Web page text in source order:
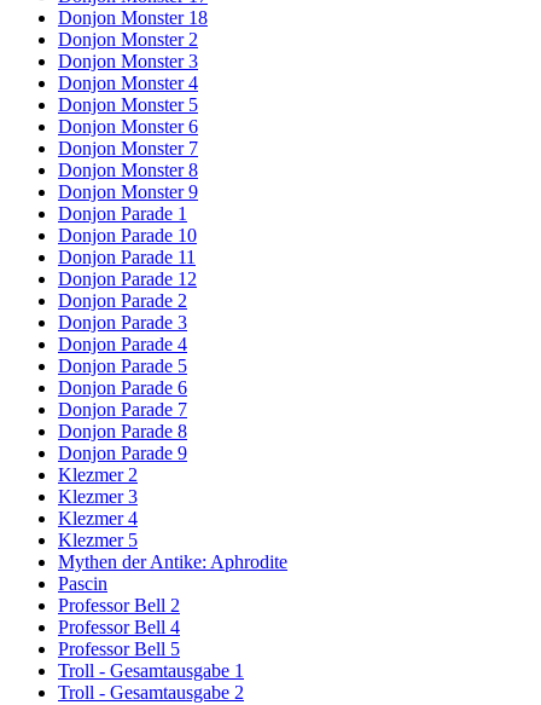
Donjon Monster 18
Donjon Monster 2
Donjon Monster 3
Donjon Monster 4
Donjon Monster 5
Donjon Monster 6
Donjon Monster 7
Donjon Monster 8
Donjon Monster 9
Donjon Parade 1
Donjon Parade 10
Donjon Parade 11
Donjon Parade 12
Donjon Parade 2
Donjon Parade 3
Donjon Parade 4
Donjon Parade 5
Donjon Parade 6
Donjon Parade 7
Donjon Parade 8
Donjon Parade 9
Klezmer 2
Klezmer 3
Klezmer 4
Klezmer 5
Mythen der Antike: Aphrodite
Pascin
Professor Bell 2
Professor Bell 4
Professor Bell 5
Troll - Gesamtausgabe 1
Troll - Gesamtausgabe 2